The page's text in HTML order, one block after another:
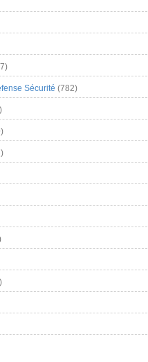
Sécurité (782)